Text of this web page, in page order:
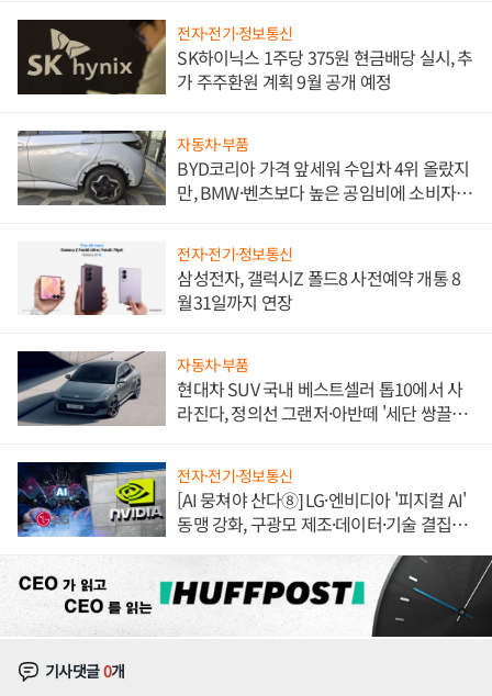
전자·전기·정보통신
SK하이닉스 1주당 375원 현금배당 실시, 추
가 주주환원 계획 9월 공개 예정
자동차·부품
BYD코리아 가격 앞세워 수입차 4위 올랐지
만, BMW·벤츠보다 높은 공임비에 소비자
전자·전기·정보통신
삼성전자, 갤럭시Z 폴드8 사전예약 개통 8
월31일까지 연장
자동차·부품
현대차 SUV 국내 베스트셀러 톱10에서 사
라진다, 정의선 그랜저·아반떼 '세단 쌍끌
전자·전기·정보통신
[AI 뭉쳐야 산다⑧] LG·엔비디아 '피지컬 AI'
동맹 강화, 구광모 제조·데이터·기술 결집
기사댓글0개